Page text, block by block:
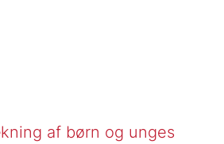
af børn og unges